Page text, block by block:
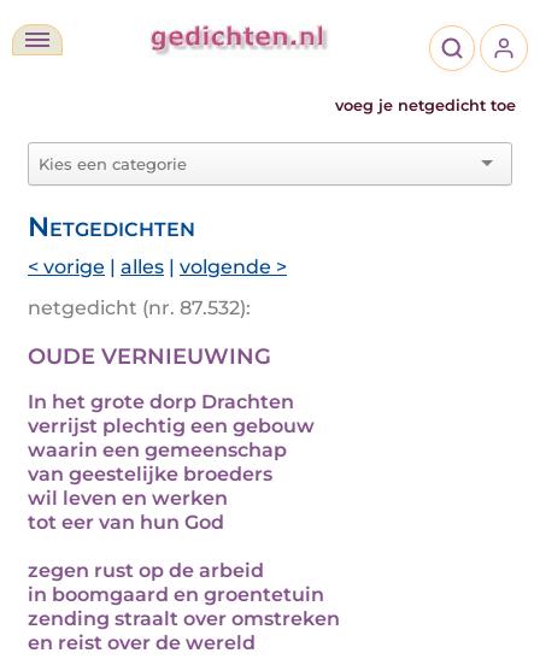
voeg je netgedicht toe
Netgedichten
< vorige | alles | volgende >
netgedicht (nr. 87.532):
OUDE VERNIEUWING
In het grote dorp Drachten
verrijst plechtig een gebouw
waarin een gemeenschap
van geestelijke broeders
wil leven en werken
tot eer van hun God
zegen rust op de arbeid
in boomgaard en groentetuin
zending straalt over omstreken
en reist over de wereld